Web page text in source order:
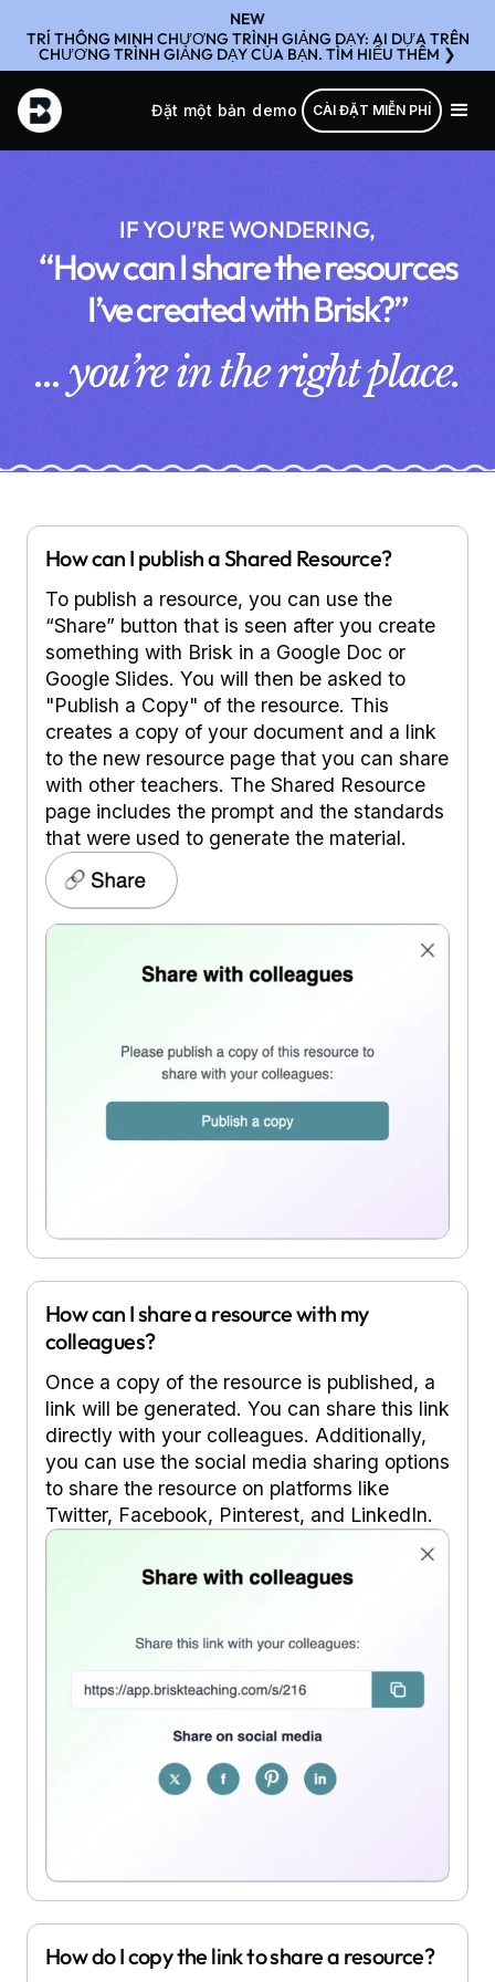
NEW
TRÍ THÔNG MINH CHƯƠNG TRÌNH GIẢNG DẠY: AI DỰA TRÊN
CHƯƠNG TRÌNH GIẢNG DẠY CỦA BẠN. TÌM HIỂU THÊM ❯
Đặt một bản demo CÀI ĐẶT MIỄN PHÍ
IF YOU’RE WONDERING,
“How can I share the resources
I’ve created with Brisk?”
... you’re in the right place.
How can I publish a Shared Resource?
To publish a resource, you can use the
“Share” button that is seen after you create
something with Brisk in a Google Doc or
Google Slides. You will then be asked to
"Publish a Copy" of the resource. This
creates a copy of your document and a link
to the new resource page that you can share
with other teachers. The Shared Resource
page includes the prompt and the standards
that were used to generate the material.
How can I share a resource with my
colleagues?
Once a copy of the resource is published, a
link will be generated. You can share this link
directly with your colleagues. Additionally,
you can use the social media sharing options
to share the resource on platforms like
Twitter, Facebook, Pinterest, and LinkedIn.
How do I copy the link to share a resource?